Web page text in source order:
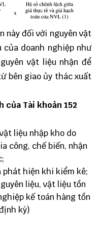
này đối với nguyên vật
của doanh nghiệp như
vật liệu nhận để
bên giao ủy thác xuất
của Tài khoản 152
liệu nhập kho do
công, chế biến, nhận
phát hiện khi kiểm kê;
liệu, vật liệu tồn
kế toán hàng tồn
kỳ)